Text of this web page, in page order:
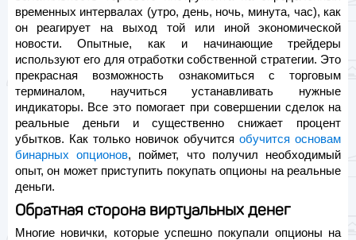
временных интервалах (утро, день, ночь, минута, час), как
он реагирует на выход той или иной экономической
новости. Опытные, как и начинающие трейдеры
используют его для отработки собственной стратегии. Это
прекрасная возможность ознакомиться с торговым
терминалом, научиться устанавливать нужные
индикаторы. Все это помогает при совершении сделок на
реальные деньги и существенно снижает процент
убытков. Как только новичок обучитсяобучится основам
бинарных опционов, поймет, что получил необходимый
опыт, он может приступить покупать опционы на реальные
деньги.
Обратная сторона виртуальных денег
Многие новички, которые успешно покупали опционы на